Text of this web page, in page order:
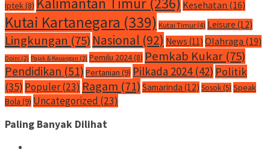
Iptek(8) Kesehatan (16)
Kutai Kartanegara (339) Kutai Timur (4) Leisure (12)
Lingkungan (75) Nasional (92) News (11) Olahraga (19)
Opini (2) Pajak & Keuangan (2) Pemilu 2024(8) Pemkab Kukar (75)
Pendidikan (51) Pertanian (9) Pilkada 2024(42) Politik
(35) Populer(23) Ragam (71) Samarinda (12) Sosok(5) Speak
Bola (9) Uncategorized (23)
Paling Banyak Dilihat